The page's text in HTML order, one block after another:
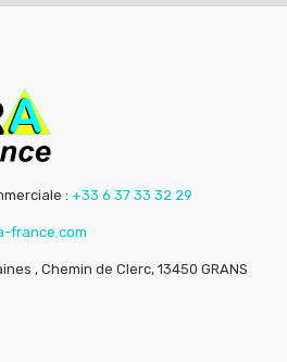
: +33 6 37 33 32 29
france.com
, Chemin de Clerc, 13450 GRANS